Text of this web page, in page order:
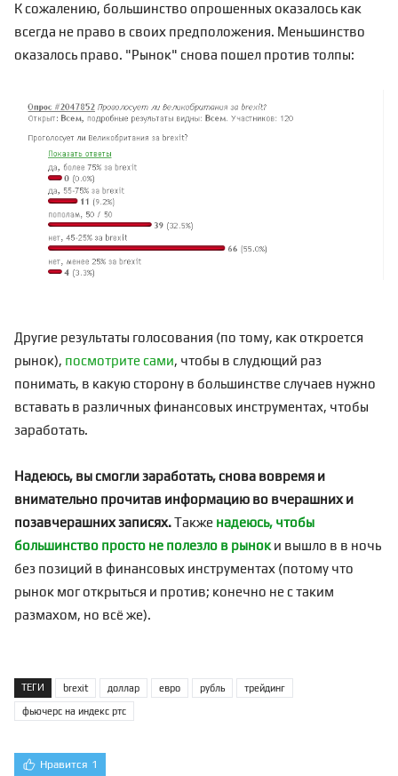
К сожалению, большинство опрошенных оказалось как
всегда не право в своих предположения. Меньшинство
оказалось право. "Рынок" снова пошел против толпы:
Другие результаты голосования (по тому, как откроется
рынок), посмотрите сами, чтобы в слудющий раз
понимать, в какую сторону в большинстве случаев нужно
вставать в различных финансовых инструментах, чтобы
заработать.
Надеюсь, вы смогли заработать, снова вовремя и
внимательно прочитав информацию во вчерашних и
позавчерашних записях.Также надеюсь, чтобы
большинство просто не полезло в рынок и вышло в в ночь
без позиций в финансовых инструментах (потому что
рынок мог открыться и против; конечно не с таким
размахом, но всё же).
ТЕГИ brexit доллар евро рубль трейдинг
фьючерс на индекс ртс
Нравится 1